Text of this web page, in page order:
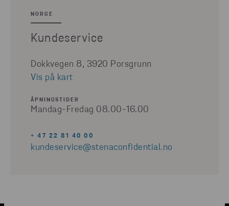
NORGE
Kundeservice
Dokkvegen 8, 3920 Porsgrunn
Vis på kart
ÅPNINGSTIDER
Mandag-Fredag 08.00-16.00
+ 47 22 81 40 00
kundeservice@stenaconfidential.no